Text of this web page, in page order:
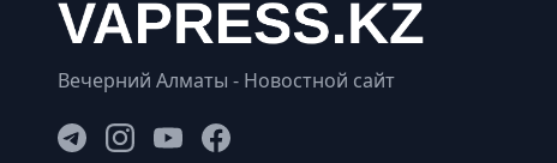
Вечерний Алматы - Новостной сайт